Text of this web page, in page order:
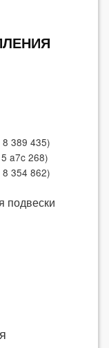
389 435)
a7c 268)
354 862)
подвески